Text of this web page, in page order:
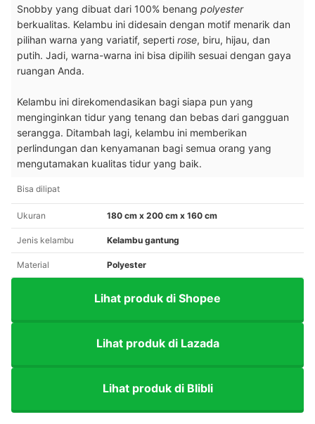
Snobby yang dibuat dari 100% benang polyester
berkualitas. Kelambu ini didesain dengan motif menarik dan
pilihan warna yang variatif, seperti rose, biru, hijau, dan
putih. Jadi, warna-warna ini bisa dipilih sesuai dengan gaya
ruangan Anda.
Kelambu ini direkomendasikan bagi siapa pun yang
menginginkan tidur yang tenang dan bebas dari gangguan
serangga. Ditambah lagi, kelambu ini memberikan
perlindungan dan kenyamanan bagi semua orang yang
mengutamakan kualitas tidur yang baik.
Bisa dilipat
Ukuran 180 cm x 200 cm x 160 cm
Jenis kelambu Kelambu gantung
Material Polyester
Lihat produk di Shopee
Lihat produk di Lazada
Lihat produk di Blibli